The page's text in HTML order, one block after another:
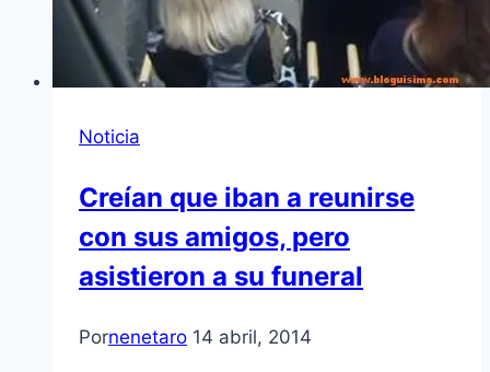
Noticia
Creían que iban a reunirse
con sus amigos, pero
asistieron a su funeral
Pornenetaro 14 abril, 2014